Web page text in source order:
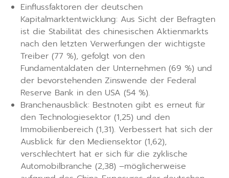
Einflussfaktoren der deutschen
Kapitalmarktentwicklung: Aus Sicht der Befragten
ist die Stabilität des chinesischen Aktienmarkts
nach den letzten Verwerfungen der wichtigste
Treiber (77 %), gefolgt von den
Fundamentaldaten der Unternehmen (69 %) und
der bevorstehenden Zinswende der Federal
Reserve Bank in den USA (54 %).
Branchenausblick: Bestnoten gibt es erneut für
den Technologiesektor (1,25) und den
Immobilienbereich (1,31). Verbessert hat sich der
Ausblick für den Mediensektor (1,62),
verschlechtert hat er sich für die zyklische
Automobilbranche (2,38) –möglicherweise